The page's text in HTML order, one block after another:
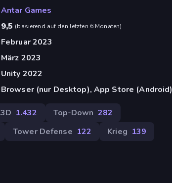
Antar Games
9,5 (basierend auf den letzten 6 Monaten)
Februar 2023
März 2023
Unity 2022
Browser (nur Desktop), App Store (Android)
3D 1.432 Top-Down 282
Tower Defense 122 Krieg 139